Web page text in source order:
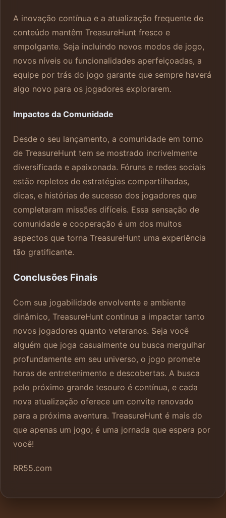
A inovação contínua e a atualização frequente de
conteúdo mantêm TreasureHunt fresco e
empolgante. Seja incluindo novos modos de jogo,
novos níveis ou funcionalidades aperfeiçoadas, a
equipe por trás do jogo garante que sempre haverá
algo novo para os jogadores explorarem.
Impactos da Comunidade
Desde o seu lançamento, a comunidade em torno
de TreasureHunt tem se mostrado incrivelmente
diversificada e apaixonada. Fóruns e redes sociais
estão repletos de estratégias compartilhadas,
dicas, e histórias de sucesso dos jogadores que
completaram missões difíceis. Essa sensação de
comunidade e cooperação é um dos muitos
aspectos que torna TreasureHunt uma experiência
tão gratificante.
Conclusões Finais
Com sua jogabilidade envolvente e ambiente
dinâmico, TreasureHunt continua a impactar tanto
novos jogadores quanto veteranos. Seja você
alguém que joga casualmente ou busca mergulhar
profundamente em seu universo, o jogo promete
horas de entretenimento e descobertas. A busca
pelo próximo grande tesouro é contínua, e cada
nova atualização oferece um convite renovado
para a próxima aventura. TreasureHunt é mais do
que apenas um jogo; é uma jornada que espera por
você!
RR55.com